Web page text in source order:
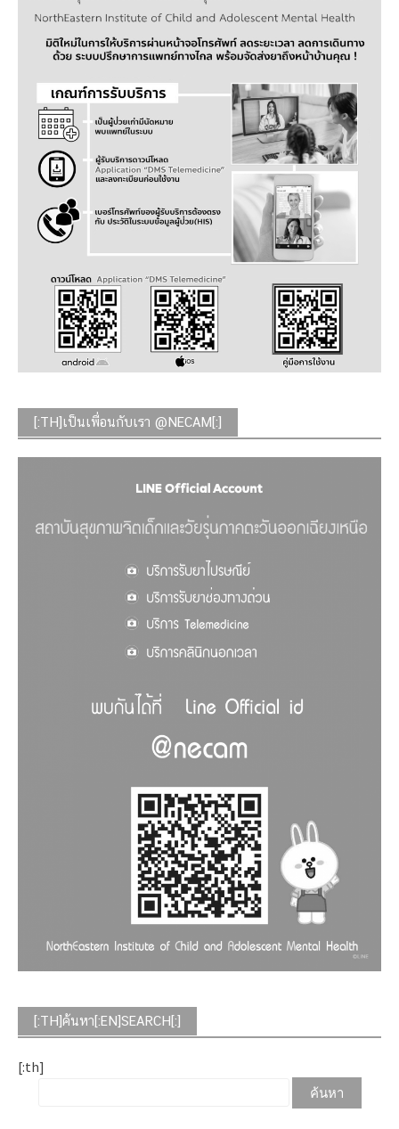
[:TH]เป็นเพื่อนกับเรา @NECAM[:]
[:TH]ค้นหา[:EN]SEARCH[:]
[:th]